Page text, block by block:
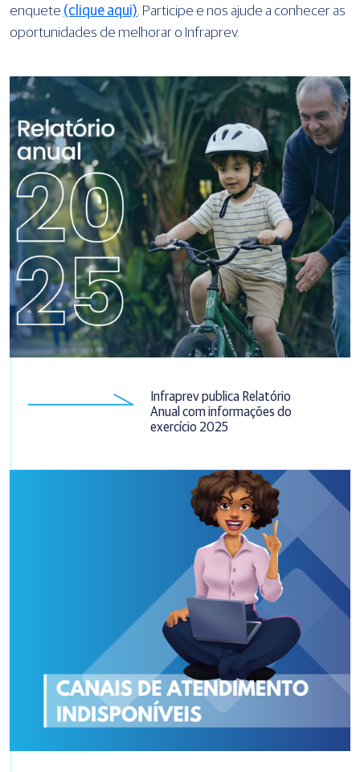
enquete (clique aqui). Participe e nos ajude a conhecer as
oportunidades de melhorar o Infraprev.
Infraprev publica Relatório
Anual com informações do
exercício 2025